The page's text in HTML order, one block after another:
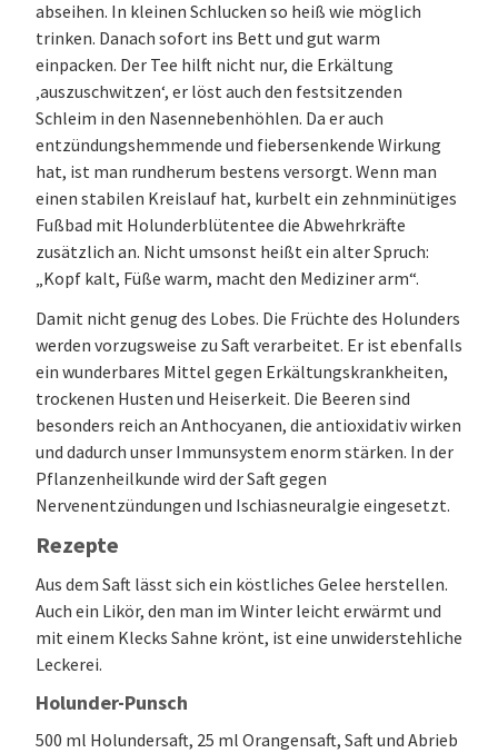
abseihen. In kleinen Schlucken so heiß wie möglich
trinken. Danach sofort ins Bett und gut warm
einpacken. Der Tee hilft nicht nur, die Erkältung
‚auszuschwitzen‘, er löst auch den festsitzenden
Schleim in den Nasennebenhöhlen. Da er auch
entzündungshemmende und fiebersenkende Wirkung
hat, ist man rundherum bestens versorgt. Wenn man
einen stabilen Kreislauf hat, kurbelt ein zehnminütiges
Fußbad mit Holunderblütentee die Abwehrkräfte
zusätzlich an. Nicht umsonst heißt ein alter Spruch:
„Kopf kalt, Füße warm, macht den Mediziner arm“.
Damit nicht genug des Lobes. Die Früchte des Holunders
werden vorzugsweise zu Saft verarbeitet. Er ist ebenfalls
ein wunderbares Mittel gegen Erkältungskrankheiten,
trockenen Husten und Heiserkeit. Die Beeren sind
besonders reich an Anthocyanen, die antioxidativ wirken
und dadurch unser Immunsystem enorm stärken. In der
Pflanzenheilkunde wird der Saft gegen
Nervenentzündungen und Ischiasneuralgie eingesetzt.
Rezepte
Aus dem Saft lässt sich ein köstliches Gelee herstellen.
Auch ein Likör, den man im Winter leicht erwärmt und
mit einem Klecks Sahne krönt, ist eine unwiderstehliche
Leckerei.
Holunder-Punsch
500 ml Holundersaft, 25 ml Orangensaft, Saft und Abrieb